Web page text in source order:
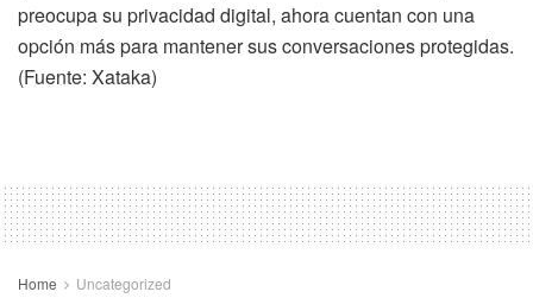
preocupa su privacidad digital, ahora cuentan con una
opción más para mantener sus conversaciones protegidas.
(Fuente: Xataka)
Home Uncategorized